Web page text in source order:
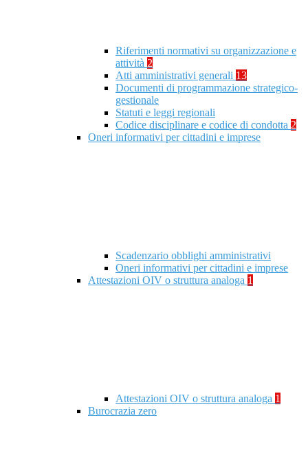
Riferimenti normativi su organizzazione e
attività 2
Atti amministrativi generali 13
Documenti di programmazione strategico-
gestionale
Statuti e leggi regionali
Codice disciplinare e codice di condotta 2
Oneri informativi per cittadini e imprese
Scadenzario obblighi amministrativi
Oneri informativi per cittadini e imprese
Attestazioni OIV o struttura analoga 1
Attestazioni OIV o struttura analoga 1
Burocrazia zero